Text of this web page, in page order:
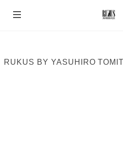
RUKUS BY YASUHIRO